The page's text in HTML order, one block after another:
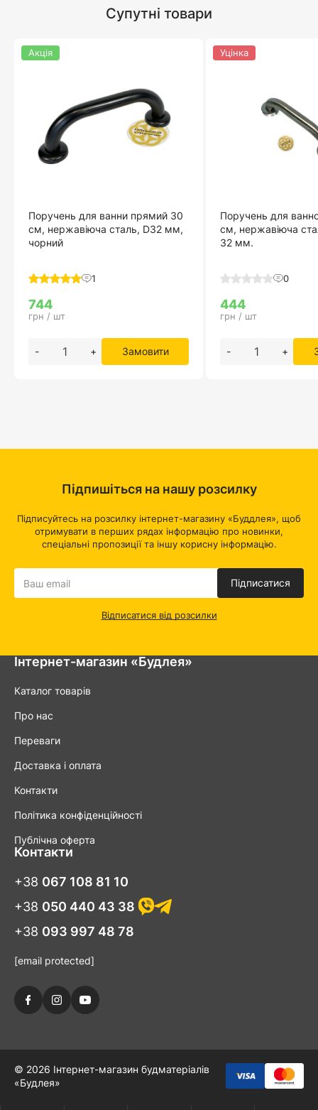
Супутні товари
Поручень для ванни прямий 30
см, нержавіюча сталь, D32 мм,
чорний
1
744
грн / шт
- + Замовити
Акція
Поручень для
см, нержавіюча
32 мм.
0
444
грн / шт
- +
Уцінка
Інтернет-магазин «Будлея»
Каталог товарів
Про нас
Переваги
Доставка і оплата
Контакти
Політика конфіденційності
Публічна оферта
Контакти
+38 067 108 81 10
+38 050 440 43 38
+38 093 997 48 78
[email protected]
Підпишіться на нашу розсилку
Підписуйтесь на розсилку інтернет-магазину «Буддлея», щоб
отримувати в перших рядах інформацію про новинки,
спеціальні пропозиції та іншу корисну інформацію.
Підписатися
Відписатися від розсилки
© 2026 Інтернет-магазин будматеріалів
«Будлея»